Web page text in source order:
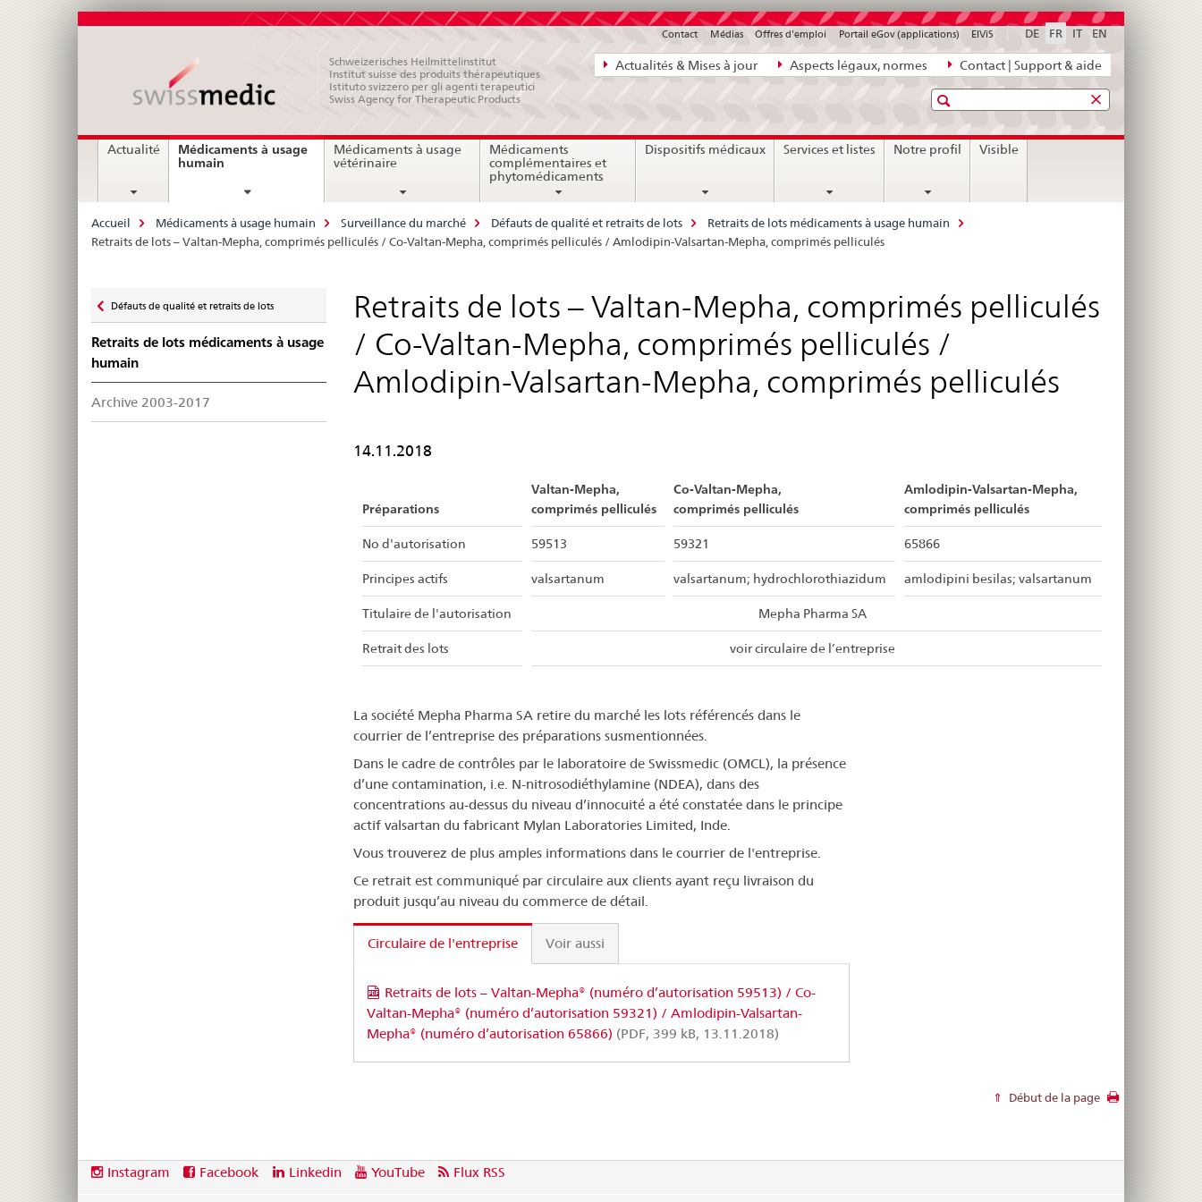
Navigation
directe:
bases
juridiques,
contact
Actualités & Mises à jour Aspects légaux, normes Contact | Support & aide
DE FR IT EN
Contact Médias Offres d'emploi Portail eGov (applications) ElViS
Schweizerisches Heilmittelinstitut
Institut suisse des produits thérapeutiques
Istituto svizzero per gli agenti terapeutici
Swiss Agency for Therapeutic Products
Recherche
Navigation
Actualité
Médicaments à usage
humain
Médicaments à usage
vétérinaire
Médicaments
complémentaires et
phytomédicaments
Dispositifs médicaux Services et listes Notre profil Visible
Breadcrumb
Accueil Médicaments à usage humain Surveillance du marché Défauts de qualité et retraits de lots
Retraits de lots médicaments à usage humain
Retraits de lots – Valtan-Mepha, comprimés pelliculés / Co-Valtan-Mepha, comprimés pelliculés / Amlodipin-Valsartan-Mepha, comprimés pelliculés
zu
Défauts de qualité et retraits de lots
Retraits de lots médicaments à usage
humain
Archive 2003-2017
Retraits de lots – Valtan-Mepha, comprimés pelliculés
/ Co-Valtan-Mepha, comprimés pelliculés /
Amlodipin-Valsartan-Mepha, comprimés pelliculés
14.11.2018
Préparations
Valtan-Mepha,
comprimés pelliculés
Co-Valtan-Mepha,
comprimés pelliculés
Amlodipin-Valsartan-Mepha,
comprimés pelliculés
No d'autorisation 59513 59321 65866
Principes actifs valsartanum valsartanum; hydrochlorothiazidum amlodipini besilas; valsartanum
Titulaire de l'autorisation Mepha Pharma SA
Retrait des lots voir circulaire de l’entreprise
La société Mepha Pharma SA retire du marché les lots référencés dans le
courrier de l’entreprise des préparations susmentionnées.
Dans le cadre de contrôles par le laboratoire de Swissmedic (OMCL), la présence
d’une contamination, i.e. N-nitrosodiéthylamine (NDEA), dans des
concentrations au-dessus du niveau d’innocuité a été constatée dans le principe
actif valsartan du fabricant Mylan Laboratories Limited, Inde.
Vous trouverez de plus amples informations dans le courrier de l'entreprise.
Ce retrait est communiqué par circulaire aux clients ayant reçu livraison du
produit jusqu’au niveau du commerce de détail.
Circulaire de l'entreprise Voir aussi
Retraits de lots – Valtan-Mepha® (numéro d’autorisation 59513) / Co-
Valtan-Mepha® (numéro d’autorisation 59321) / Amlodipin-Valsartan-
Mepha® (numéro d’autorisation 65866) (PDF, 399 kB, 13.11.2018)
Début de la page
Footer
SocialInstagram Facebook Linkedin YouTube Flux RSS